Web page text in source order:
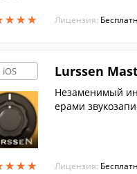
★★★
★★★ Лицензия:
iOS
★★★
★★★
Lurssen
Незаменимый
ерами
Лицензия: